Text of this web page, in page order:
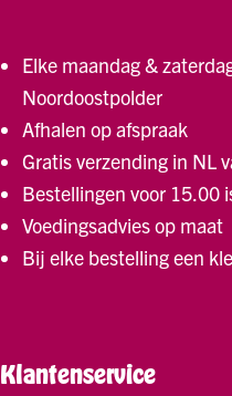
Elke maandag &
Noordoostpolder
Afhalen op afspraak
Gratis verzending in NL
Bestellingen voor 15.00
Voedingsadvies op maat
Bij elke bestelling een
Klantenservice